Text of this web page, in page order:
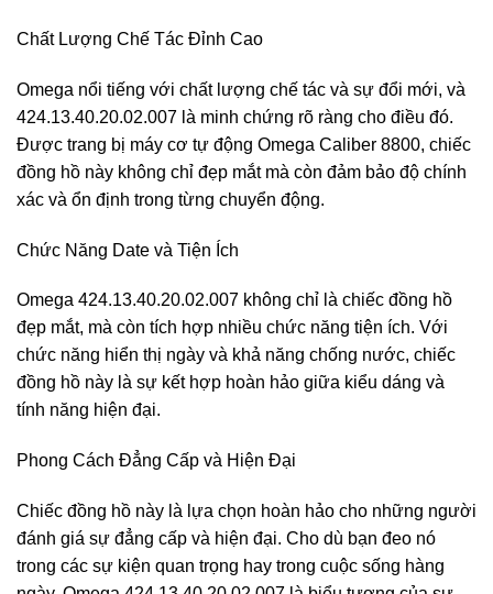
Chất Lượng Chế Tác Đỉnh Cao
Omega nổi tiếng với chất lượng chế tác và sự đổi mới, và
424.13.40.20.02.007 là minh chứng rõ ràng cho điều đó.
Được trang bị máy cơ tự động Omega Caliber 8800, chiếc
đồng hồ này không chỉ đẹp mắt mà còn đảm bảo độ chính
xác và ổn định trong từng chuyển động.
Chức Năng Date và Tiện Ích
Omega 424.13.40.20.02.007 không chỉ là chiếc đồng hồ
đẹp mắt, mà còn tích hợp nhiều chức năng tiện ích. Với
chức năng hiển thị ngày và khả năng chống nước, chiếc
đồng hồ này là sự kết hợp hoàn hảo giữa kiểu dáng và
tính năng hiện đại.
Phong Cách Đẳng Cấp và Hiện Đại
Chiếc đồng hồ này là lựa chọn hoàn hảo cho những người
đánh giá sự đẳng cấp và hiện đại. Cho dù bạn đeo nó
trong các sự kiện quan trọng hay trong cuộc sống hàng